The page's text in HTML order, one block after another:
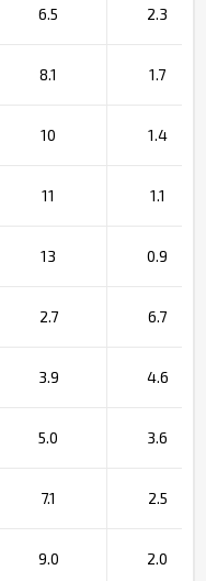
6.5 2.3
8.1 1.7
10 1.4
11 1.1
13 0.9
2.7 6.7
3.9 4.6
5.0 3.6
7.1 2.5
9.0 2.0